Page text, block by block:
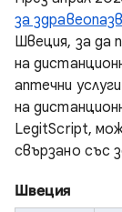
за
Швеция, за да
на
аптечни
на
LegitScript,
свързано със
Швеция